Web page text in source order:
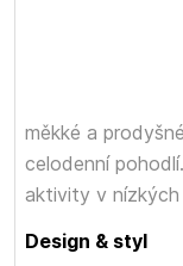
měkké a
celodenní
aktivity v
Design & styl